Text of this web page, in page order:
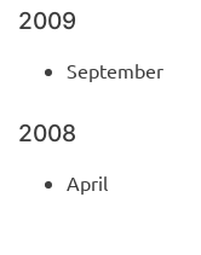
2009
September
2008
April